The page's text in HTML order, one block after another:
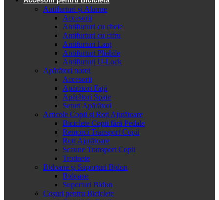
Antifurturi și Alarme
Accesorii
Antifurturi cu cheie
Antifurturi cu cifru
Antifurturi Lanț
Antifurturi Pliabile
Antifurturi U-Lock
Apărători noroi
Accesorii
Apărători Față
Apărători Spate
Seturi Apărători
Articole Copii și Roți Ajutătoare
Biciclete Copii fără Pedale
Remorci Transport Copii
Roți Ajutătoare
Scaune Transport Copii
Trotinete
Bidoane și Suporturi Bidon
Bidoane
Suporturi Bidon
Coșuri pentru Biciclete